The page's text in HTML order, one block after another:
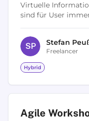
Virtuelle
sind für User
Unternehmen,
SP Stefan
Freelancer
Hybrid
Agile